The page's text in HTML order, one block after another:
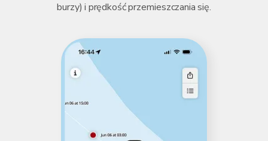
burzy) i prędkość przemieszczania się.